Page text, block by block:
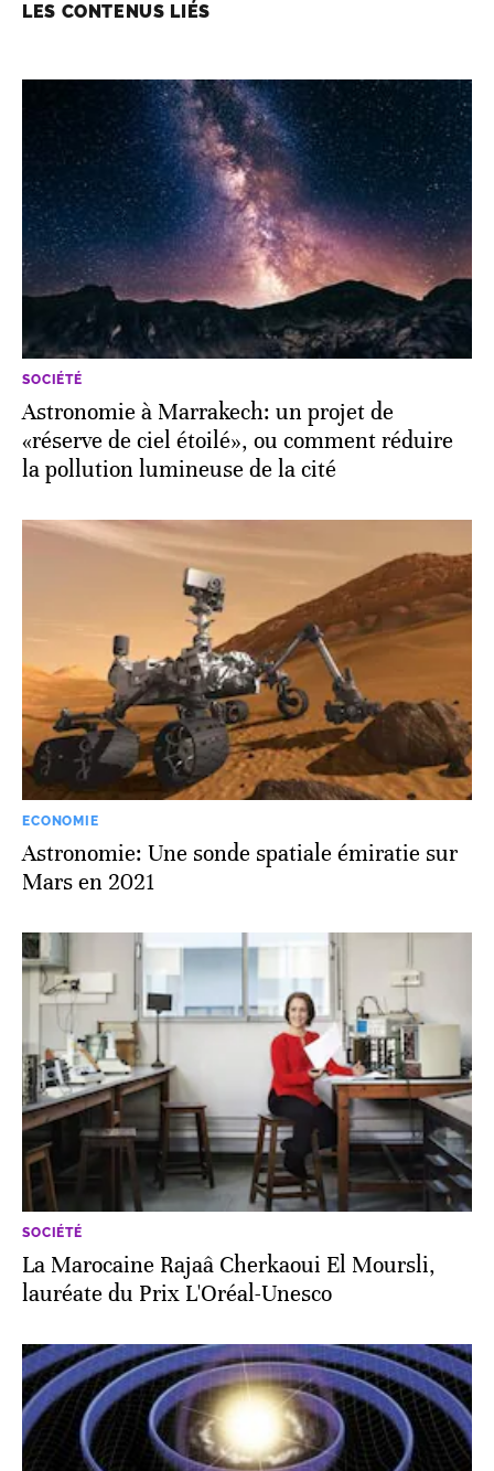
LES CONTENUS LIÉS
SOCIÉTÉ
Astronomie à Marrakech: un projet de
«réserve de ciel étoilé», ou comment réduire
la pollution lumineuse de la cité
ECONOMIE
Astronomie: Une sonde spatiale émiratie sur
Mars en 2021
SOCIÉTÉ
La Marocaine Rajaâ Cherkaoui El Moursli,
lauréate du Prix L'Oréal­-Unesco